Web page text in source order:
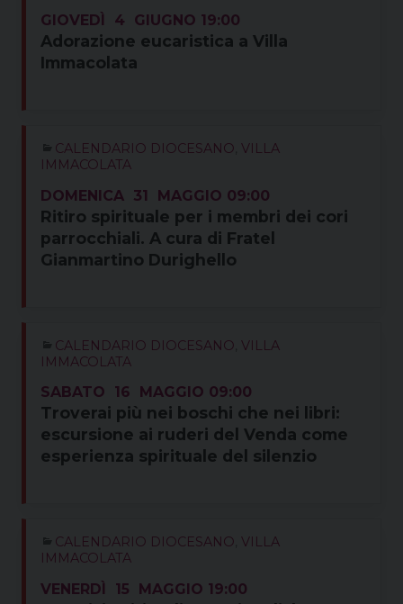
GIOVEDÌ 4 GIUGNO 19:00
Adorazione eucaristica a Villa
Immacolata
CALENDARIO DIOCESANO VILLA
IMMACOLATA
DOMENICA 31 MAGGIO 09:00
Ritiro spirituale per i membri dei cori
parrocchiali. A cura di Fratel
Gianmartino Durighello
CALENDARIO DIOCESANO VILLA
IMMACOLATA
SABATO 16 MAGGIO 09:00
Troverai più nei boschi che nei libri:
escursione ai ruderi del Venda come
esperienza spirituale del silenzio
CALENDARIO DIOCESANO VILLA
IMMACOLATA
VENERDÌ 15 MAGGIO 19:00